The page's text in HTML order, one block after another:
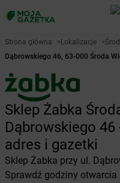
Strona główna >Lokalizacje >
Dąbrowskiego 46, 63-000 Środa
Sklep Żabka
Dąbrowskiego
adres i gazetki
Sklep Żabka przy ul.
Sprawdź godziny